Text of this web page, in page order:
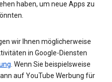
haben, um neue Apps zu
wir Ihnen möglicherweise
in Google-Diensten
. Wenn Sie beispielsweise
auf YouTube Werbung für